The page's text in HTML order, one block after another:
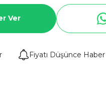
Ver
Fiyatı Düşünce